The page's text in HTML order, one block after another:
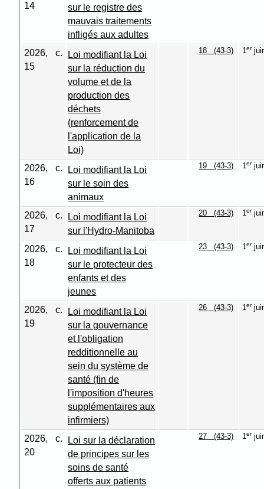
14
sur le registre des
mauvais traitements
infligés aux adultes
2026, c.
15
Loi modifiant la Loi
sur la réduction du
volume et de la
production des
déchets
(renforcement de
l'application de la
Loi)
18 (43-3) 1er
2026, c.
16
Loi modifiant la Loi
sur le soin des
animaux
19 (43-3) 1er
2026, c.
17
Loi modifiant la Loi
sur l'Hydro-Manitoba
20 (43-3) 1er
2026, c.
18
Loi modifiant la Loi
sur le protecteur des
enfants et des
jeunes
23 (43-3) 1er
2026, c.
19
Loi modifiant la Loi
sur la gouvernance
et l'obligation
redditionnelle au
sein du système de
santé (fin de
l'imposition d'heures
supplémentaires aux
infirmiers)
26 (43-3) 1er
2026, c.
20
Loi sur la déclaration
de principes sur les
soins de santé
offerts aux patients
27 (43-3) 1er